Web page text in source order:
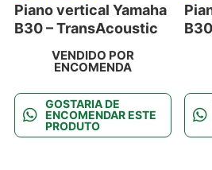
Piano vertical Yamaha
B30 – TransAcoustic
VENDIDO POR
ENCOMENDA
GOSTARIA DE
ENCOMENDAR ESTE
PRODUTO